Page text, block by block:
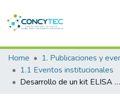
Communities & Collections
Research Outputs
Home
1.1 Eventos institucionales
Desarrollo de un kit ELISA tipo sandwich, para la detección de antígenos de excreción-secreción de Fasciola hepatica linnaeus, 1758